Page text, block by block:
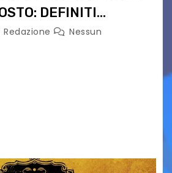
DEFINITI
E ORARIO
Redazione
Nessun